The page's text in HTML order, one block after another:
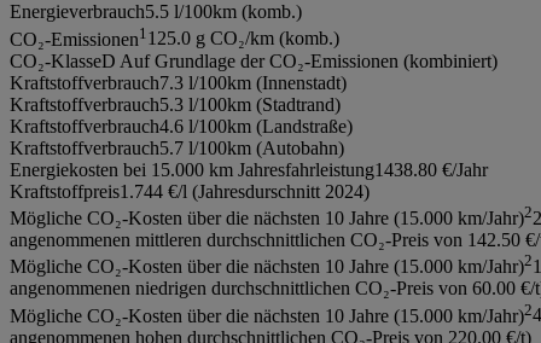
Energieverbrauch5.5 l/100km (komb.)
CO₂-Emissionen1 125.0 g CO₂/km (komb.)
CO₂-KlasseD Auf Grundlage der CO₂-Emissionen (kombiniert)
Kraftstoffverbrauch7.3 l/100km (Innenstadt)
Kraftstoffverbrauch5.3 l/100km (Stadtrand)
Kraftstoffverbrauch4.6 l/100km (Landstraße)
Kraftstoffverbrauch5.7 l/100km (Autobahn)
Energiekosten bei 15.000 km Jahresfahrleistung1438.80 €/Jahr
Kraftstoffpreis1.744 €/l (Jahresdurschnitt 2024)
Mögliche CO₂-Kosten über die nächsten 10 Jahre (15.000 km/Jahr)2
angenommenen mittleren durchschnittlichen CO₂-Preis von 142.50
Mögliche CO₂-Kosten über die nächsten 10 Jahre (15.000 km/Jahr)2
angenommenen niedrigen durchschnittlichen CO₂-Preis von 60.00 €/
Mögliche CO₂-Kosten über die nächsten 10 Jahre (15.000 km/Jahr)2
angenommenen hohen durchschnittlichen CO₂-Preis von 220.00 €/t)